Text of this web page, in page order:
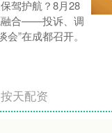
驾护航？8月28
融合——投诉、调
”在成都召开。
按天配资